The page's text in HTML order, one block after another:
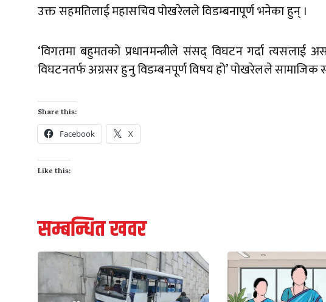
उक्त सहमतिलाई महासचिव पोखरेलले विडम्बनापूर्ण भनेका हुन् ।
‘विगतमा बहुमतको प्रधानमन्त्रीले संसद् विघटन गर्दा
विघटनतर्फ अग्रसर हुनु विडम्बनपूर्ण विषय हो’ पोखरेलले सामाजिक
Share this:
Facebook X
Like this:
सम्बन्धित खवर